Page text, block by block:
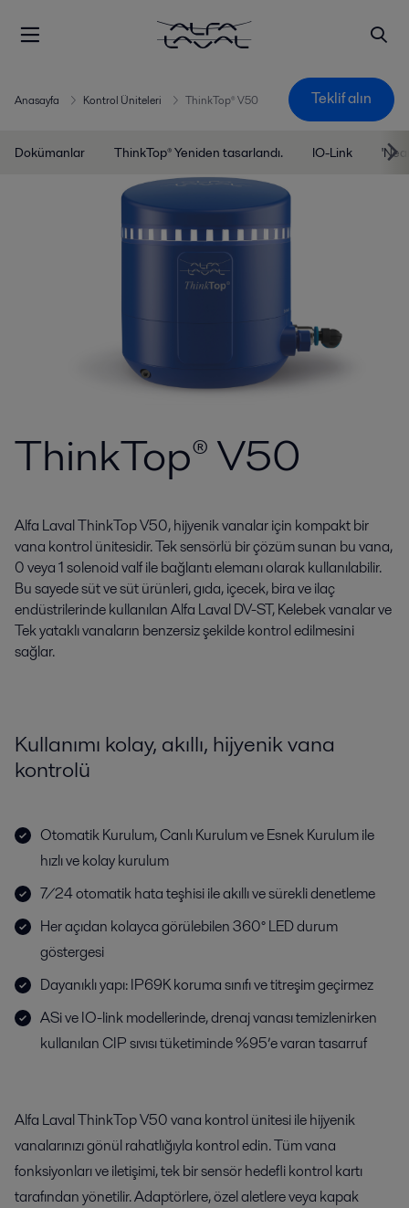
Anasayfa Kontrol Üniteleri ThinkTop® V50 Teklif alın
Dokümanlar ThinkTop® Yeniden tasarlandı. IO-Link
ThinkTop® V50
Alfa Laval ThinkTop V50, hijyenik vanalar için kompakt bir
vana kontrol ünitesidir. Tek sensörlü bir çözüm sunan bu vana,
0 veya 1 solenoid valf ile bağlantı elemanı olarak kullanılabilir.
Bu sayede süt ve süt ürünleri, gıda, içecek, bira ve ilaç
endüstrilerinde kullanılan Alfa Laval DV-ST, Kelebek vanalar ve
Tek yataklı vanaların benzersiz şekilde kontrol edilmesini
sağlar.
Kullanımı kolay, akıllı, hijyenik vana
kontrolü
Otomatik Kurulum, Canlı Kurulum ve Esnek Kurulum ile
hızlı ve kolay kurulum
7/24 otomatik hata teşhisi ile akıllı ve sürekli denetleme
Her açıdan kolayca görülebilen 360° LED durum
göstergesi
Dayanıklı yapı: IP69K koruma sınıfı ve titreşim geçirmez
ASi ve IO-link modellerinde, drenaj vanası temizlenirken
kullanılan CIP sıvısı tüketiminde %95’e varan tasarruf
Alfa Laval ThinkTop V50 vana kontrol ünitesi ile hijyenik
vanalarınızı gönül rahatlığıyla kontrol edin. Tüm vana
fonksiyonları ve iletişimi, tek bir sensör hedefli kontrol kartı
tarafından yönetilir. Adaptörlere, özel aletlere veya kapak